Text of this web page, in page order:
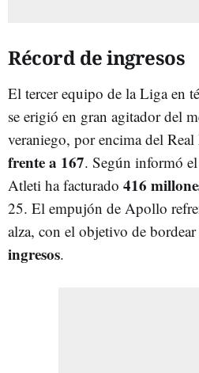
Récord de ingresos
El tercer equipo de la Liga en
se erigió en gran agitador del
veraniego, por encima del
frente a 167. Según informó
Atleti ha facturado 416
25. El empujón de Apollo
alza, con el objetivo de
ingresos.